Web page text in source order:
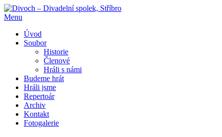
Přeskočit
na
Menu
Úvod
Soubor
Historie
Členové
Hráli s námi
Budeme hrát
Hráli jsme
Repertoár
Archiv
Kontakt
Fotogalerie